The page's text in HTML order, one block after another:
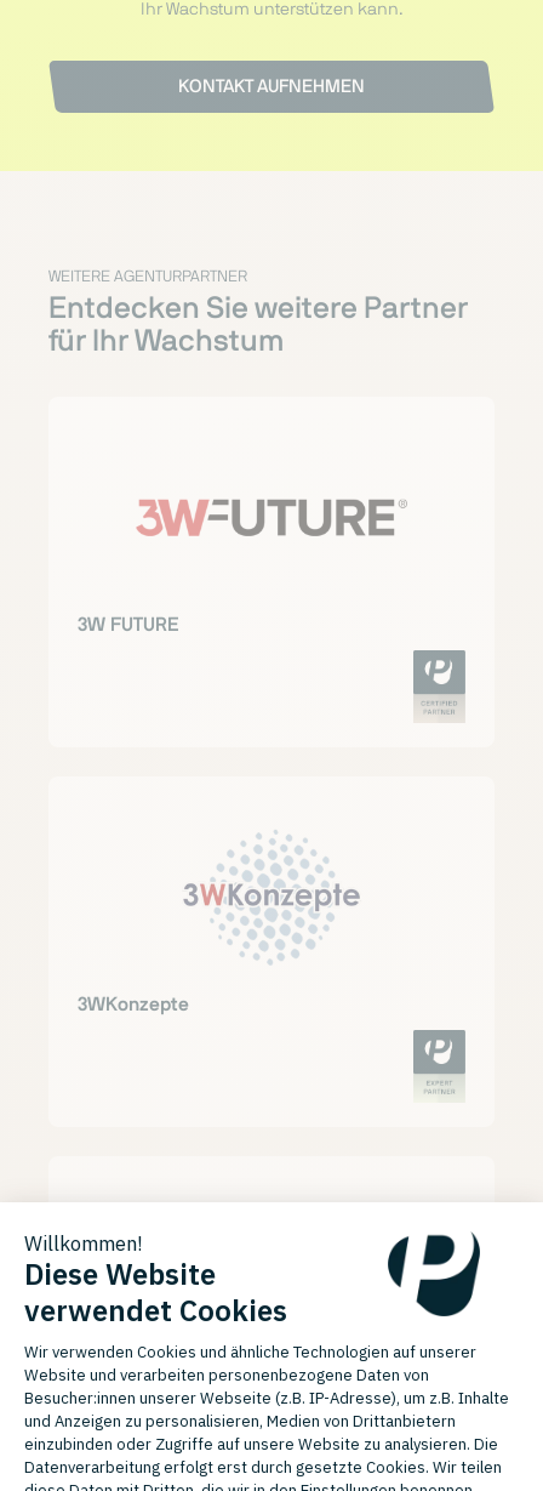
Ihr Wachstum unterstützen kann.
KONTAKT AUFNEHMEN
WEITERE AGENTURPARTNER
Entdecken Sie weitere Partner
für Ihr Wachstum
3W FUTURE
3WKonzepte
apoio